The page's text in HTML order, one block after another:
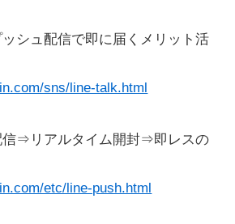
シュ配信で即に届くメリット活
sns/line-talk.html
信⇒リアルタイム開封⇒即レスの
etc/line-push.html